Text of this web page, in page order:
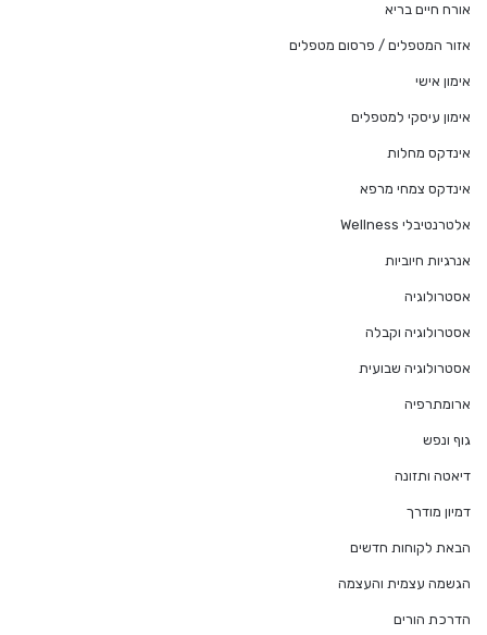
אורח חיים בריא
אזור המטפלים / פרסום מטפלים
אימון אישי
אימון עיסקי למטפלים
אינדקס מחלות
אינדקס צמחי מרפא
אלטרנטיבלי Wellness
אנרגיות חיוביות
אסטרולוגיה
אסטרולוגיה וקבלה
אסטרולוגיה שבועית
ארומתרפיה
גוף ונפש
דיאטה ותזונה
דמיון מודרך
הבאת לקוחות חדשים
הגשמה עצמית והעצמה
הדרכת הורים